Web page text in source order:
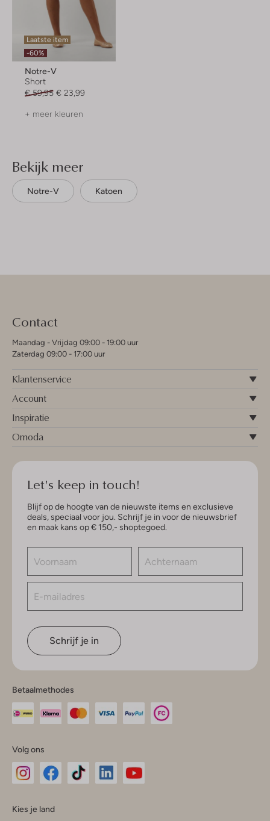
Laatste item
-60%
Notre-V
Short
€ 59,95 € 23,99
+ meer kleuren
Bekijk meer
Notre-V Katoen
Contact
Maandag - Vrijdag 09:00 - 19:00 uur
Zaterdag 09:00 - 17:00 uur
Klantenservice
Account
Inspiratie
Omoda
Let's keep in touch!
Blijf op de hoogte van de nieuwste items en exclusieve
deals, speciaal voor jou. Schrijf je in voor de nieuwsbrief
en maak kans op € 150,- shoptegoed.
Schrijf je in
Betaalmethodes
Volg ons
InstagramFacebook
Kies je land